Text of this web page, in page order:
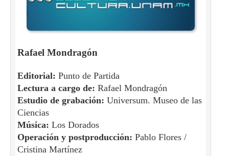
Rafael Mondragón
Editorial: Punto de Partida
Lectura a cargo de: Rafael Mondragón
Estudio de grabación: Universum. Museo de las
Ciencias
Música: Los Dorados
Operación y postproducción: Pablo Flores /
Cristina Martínez